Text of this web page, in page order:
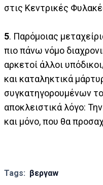
στις Κεντρικές
5. Παρόμοιας
πιο πάνω νόμο
αρκετοί άλλοι
και καταληκτικά
συγκατηγορουμένων
αποκλειστικά λόγο:
και μόνο, που θα
Tags: βεργαw